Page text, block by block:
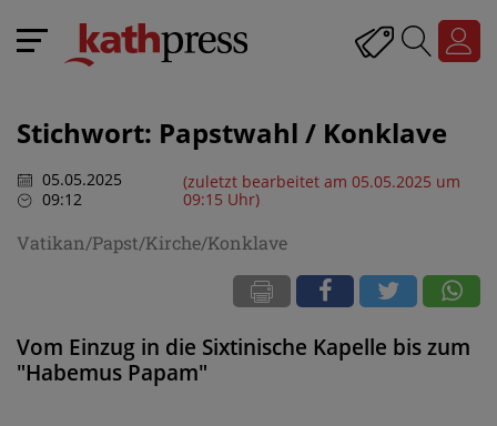
Stichwort: Papstwahl / Konklave
05.05.2025
09:12
(zuletzt bearbeitet am 05.05.2025 um
09:15 Uhr)
Vatikan/Papst/Kirche/Konklave
Vom Einzug in die Sixtinische Kapelle bis zum
"Habemus Papam"